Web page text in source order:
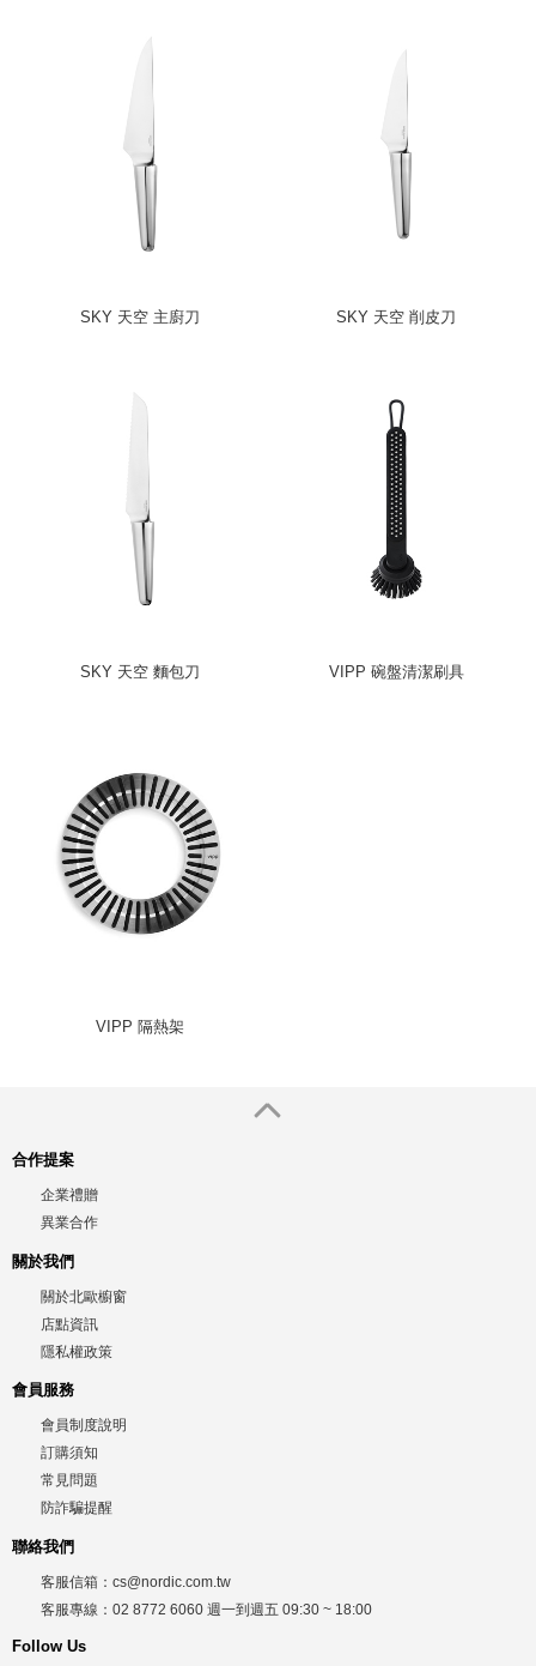
SKY 天空 主廚刀 SKY 天空 削皮刀
SKY 天空 麵包刀 VIPP 碗盤清潔刷具
VIPP 隔熱架
合作提案
企業禮贈
異業合作
關於我們
關於北歐櫥窗
店點資訊
隱私權政策
會員服務
會員制度說明
訂購須知
常見問題
防詐騙提醒
聯絡我們
客服信箱： cs@nordic.com.tw
客服專線： 02 8772 6060 週一到週五 09:30 ~ 18:00
Follow Us